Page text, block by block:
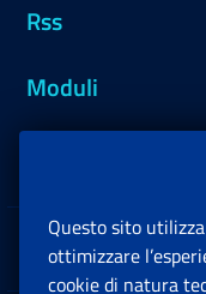
Rss
Moduli
Sedi e Contatti
Questo sito
ottimizzare
cookie di natura